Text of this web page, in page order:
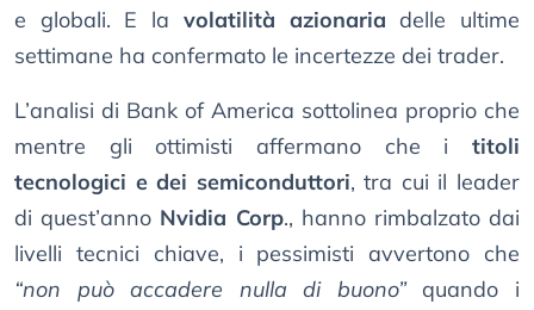
e globali. E la volatilità azionaria delle ultime
settimane ha confermato le incertezze dei trader.
L’analisi di Bank of America sottolinea proprio che
mentre gli ottimisti affermano che i titoli
tecnologici e dei semiconduttori, tra cui il leader
di quest’anno Nvidia Corp., hanno rimbalzato dai
livelli tecnici chiave, i pessimisti avvertono che
“non può accadere nulla di buono”quando i